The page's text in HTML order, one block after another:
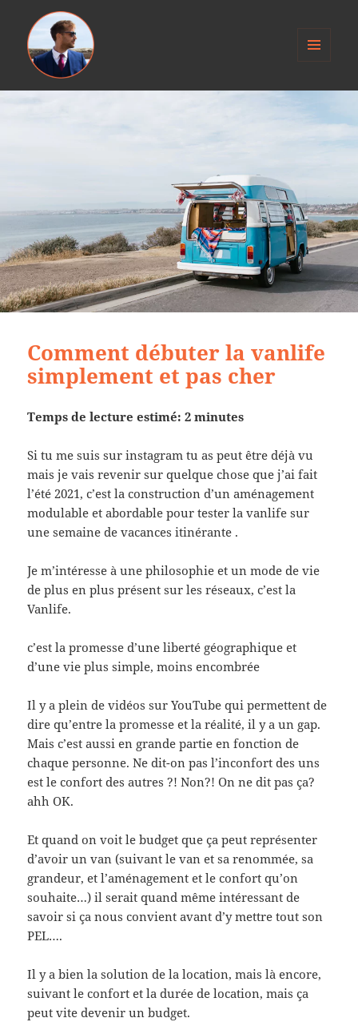
Anthony Jacob
WIDGETS
Comment débuter la vanlife
simplement et pas cher
Temps de lecture estimé: 2 minutes
Si tu me suis sur instagram tu as peut être déjà vu
mais je vais revenir sur quelque chose que j’ai fait
l’été 2021, c’est la construction d’un aménagement
modulable et abordable pour tester la vanlife sur
une semaine de vacances itinérante .
Je m’intéresse à une philosophie et un mode de vie
de plus en plus présent sur les réseaux, c’est la
Vanlife.
c’est la promesse d’une liberté géographique et
d’une vie plus simple, moins encombrée
Il y a plein de vidéos sur YouTube qui permettent de
dire qu’entre la promesse et la réalité, il y a un gap.
Mais c’est aussi en grande partie en fonction de
chaque personne. Ne dit-on pas l’inconfort des uns
est le confort des autres ?! Non?! On ne dit pas ça?
ahh OK.
Et quand on voit le budget que ça peut représenter
d’avoir un van (suivant le van et sa renommée, sa
grandeur, et l’aménagement et le confort qu’on
souhaite…) il serait quand même intéressant de
savoir si ça nous convient avant d’y mettre tout son
PEL….
Il y a bien la solution de la location, mais là encore,
suivant le confort et la durée de location, mais ça
peut vite devenir un budget.